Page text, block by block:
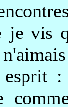
je vis
: